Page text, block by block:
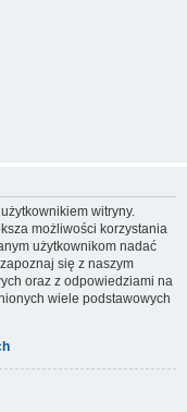
witryny.
możliwości korzystania
użytkownikom nadać
się z naszym
oraz z odpowiedziami na
wiele podstawowych